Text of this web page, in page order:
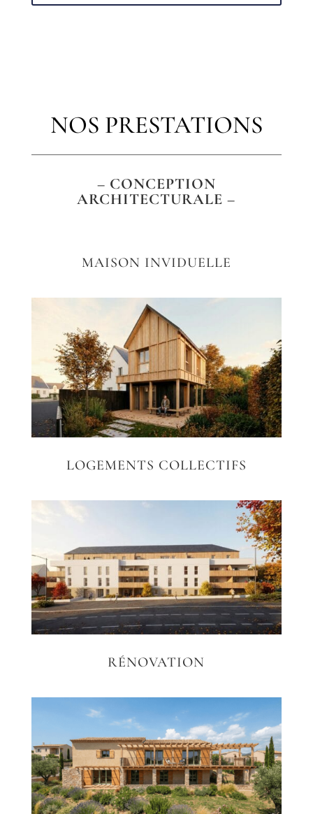
NOS PRESTATIONS
– CONCEPTION
ARCHITECTURALE –
MAISON INVIDUELLE
LOGEMENTS COLLECTIFS
RÉNOVATION